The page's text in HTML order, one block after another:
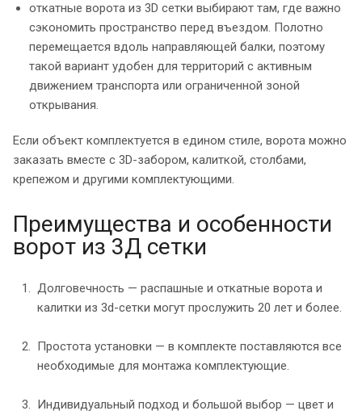
откатные ворота из 3D сетки выбирают там, где важно
сэкономить пространство перед въездом. Полотно
перемещается вдоль направляющей балки, поэтому
такой вариант удобен для территорий с активным
движением транспорта или ограниченной зоной
открывания.
Если объект комплектуется в едином стиле, ворота можно
заказать вместе с 3D-забором, калиткой, столбами,
крепежом и другими комплектующими.
Преимущества и особенности
ворот из 3Д сетки
Долговечность — распашные и откатные ворота и
калитки из 3d-сетки могут прослужить 20 лет и более.
Простота установки — в комплекте поставляются все
необходимые для монтажа комплектующие.
Индивидуальный подход и большой выбор — цвет и